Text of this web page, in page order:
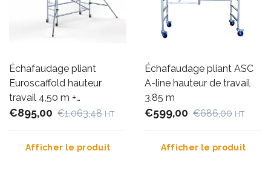
Échafaudage pliant
Euroscaffold hauteur
travail 4,50 m +
stabilisateurs
€895,00 €1.063,48 HT
Afficher le produit
Échafaudage pliant ASC
A-line hauteur de travail
3,85 m
€599,00 €686,00 HT
Afficher le produit